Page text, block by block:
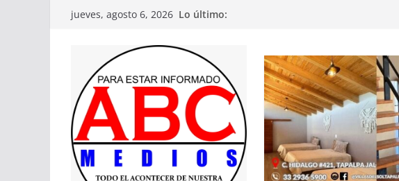
Saltarjueves, agosto 6, 2026 Lo último: